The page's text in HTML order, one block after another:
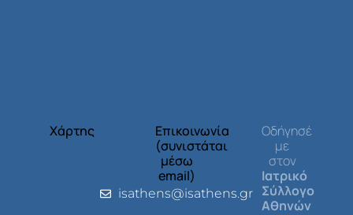
Χάρτης
Επικοινωνία
(συνιστάται
μέσω
email)
isathens@isathens.gr
Οδήγησέ
με
στον
Ιατρικό
Σύλλογο
Αθηνών